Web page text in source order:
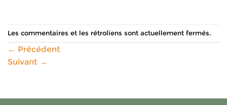
Les commentaires et les rétroliens sont actuellement fermés.
← Précédent
Suivant →